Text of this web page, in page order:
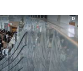
0